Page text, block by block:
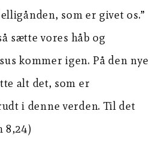
som er givet os.”
sætte vores håb og
kommer igen. På den nye
alt det, som er
i denne verden. Til det
8,24)